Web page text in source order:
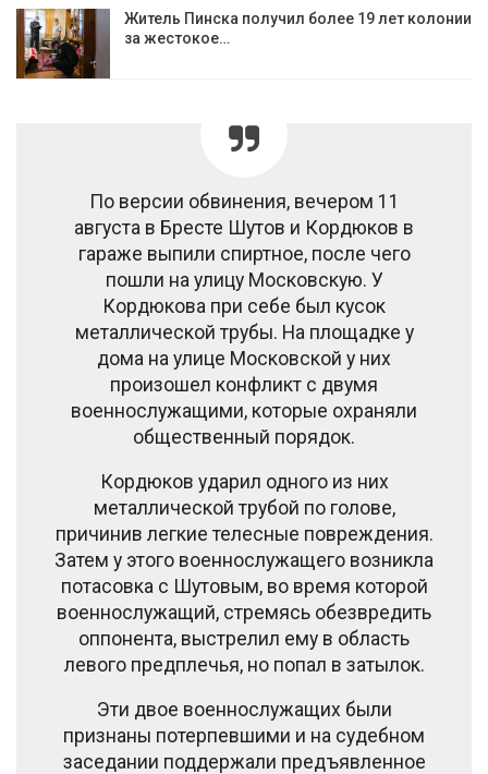
Житель Пинска получил более 19 лет колонии
за жестокое…
По версии обвинения, вечером 11
августа в Бресте Шутов и Кордюков в
гараже выпили спиртное, после чего
пошли на улицу Московскую. У
Кордюкова при себе был кусок
металлической трубы. На площадке у
дома на улице Московской у них
произошел конфликт с двумя
военнослужащими, которые охраняли
общественный порядок.
Кордюков ударил одного из них
металлической трубой по голове,
причинив легкие телесные повреждения.
Затем у этого военнослужащего возникла
потасовка с Шутовым, во время которой
военнослужащий, стремясь обезвредить
оппонента, выстрелил ему в область
левого предплечья, но попал в затылок.
Эти двое военнослужащих были
признаны потерпевшими и на судебном
заседании поддержали предъявленное